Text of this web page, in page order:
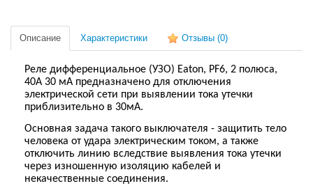
Описание Характеристики Отзывы (0)
Реле дифференциальное (УЗО) Eaton, PF6, 2 полюса,
40А 30 мА предназначено для отключения
электрической сети при выявлении тока утечки
приблизительно в 30мА.
Основная задача такого выключателя - защитить тело
человека от удара электрическим током, а также
отключить линию вследствие выявления тока утечки
через изношенную изоляцию кабелей и
некачественные соединения.